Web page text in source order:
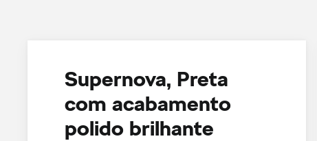
Supernova, Preta
com acabamento
polido brilhante